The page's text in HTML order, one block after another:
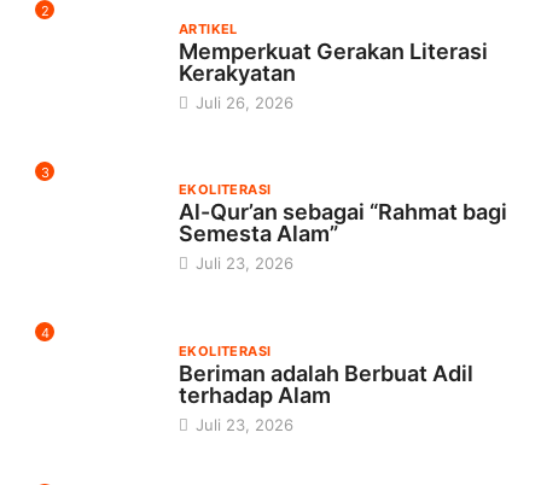
2
ARTIKEL
Memperkuat Gerakan Literasi
Kerakyatan
Juli 26, 2026
3
EKOLITERASI
Al-Qur’an sebagai “Rahmat bagi
Semesta Alam”
Juli 23, 2026
4
EKOLITERASI
Beriman adalah Berbuat Adil
terhadap Alam
Juli 23, 2026